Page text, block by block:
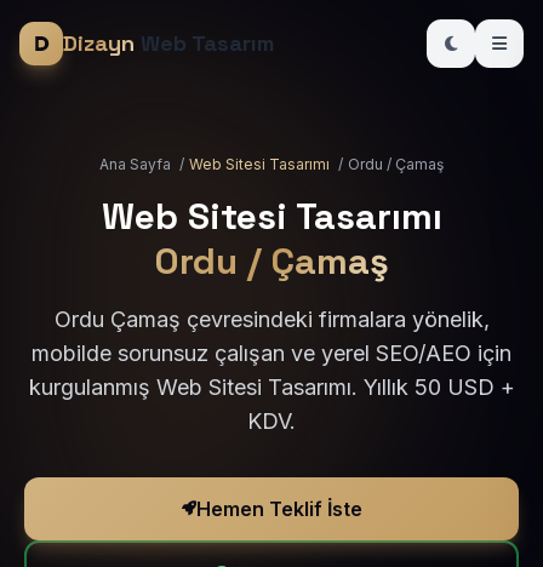
Dizayn Web Tasarım
Ana Sayfa / Web Sitesi Tasarımı / Ordu / Çamaş
Web Sitesi Tasarımı
Ordu / Çamaş
Ordu Çamaş çevresindeki firmalara yönelik,
mobilde sorunsuz çalışan ve yerel SEO/AEO için
kurgulanmış Web Sitesi Tasarımı. Yıllık 50 USD +
KDV.
Hemen Teklif İste